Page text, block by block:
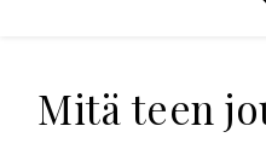
Mitä teen